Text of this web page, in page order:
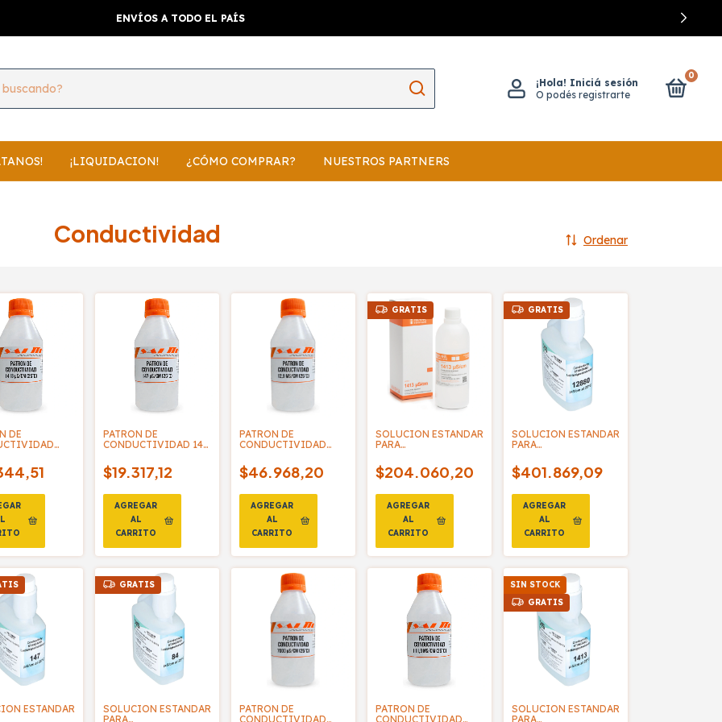
ENVÍOS A TODO EL PAÍS
¡Hola! Iniciá sesión
O podés registrarte
0
¡LIQUIDACION! ¿CÓMO COMPRAR? NUESTROS PARTNERS
Conductividad Ordenar
DE
PATRON DE
CONDUCTIVIDAD 147
$19.317,12
PATRON DE
CONDUCTIVIDAD
SALTTECH
$46.968,20
GRATIS
SOLUCION ESTANDAR
PARA
1413 US/CM
TRAZABLE A NIST 500
$204.060,20
GRATIS
SOLUCION ESTANDAR
PARA
12880 US/CM
TRAZABLE A NIST - XS
$401.869,09
ESTANDAR
GRATIS
SOLUCION ESTANDAR
PARA
PATRON DE
CONDUCTIVIDAD
PATRON DE
CONDUCTIVIDAD
SIN STOCK
GRATIS
SOLUCION ESTANDAR
PARA